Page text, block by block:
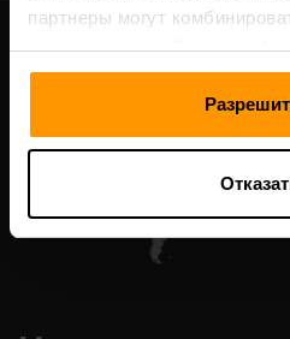
партнеры могут
предоставленной вами
данными, которые они